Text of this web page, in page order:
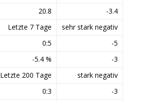
20.8
-3.4
Letzte 7 Tage
sehr stark negativ
0:5
-5
-5.4 %
-3
Letzte 200 Tage
stark negativ
0:3 -3